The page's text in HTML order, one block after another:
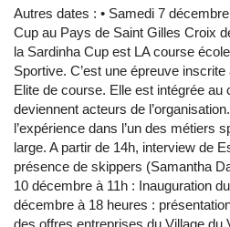
Autres dates : • Samedi 7
Cup au Pays de Saint Gilles Croix
la Sardinha Cup est LA course
Sportive. C’est une épreuve
Elite de course. Elle est intégrée
deviennent acteurs de
l’expérience dans l’un des métiers
large. A partir de 14h, interview de
présence de skippers (Samantha
10 décembre à 11h : Inauguration
décembre à 18 heures :
des offres entreprises du Village du